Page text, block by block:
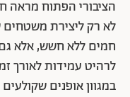
הציבורי הפתוח מראה
לא רק ליצירת משטחים
חמים ללא חשש, אלא
לרהיט עמידות לאורך
במגוון אופנים